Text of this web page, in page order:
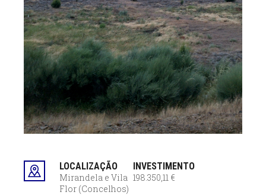
LOCALIZAÇÃO
Mirandela e Vila
Flor (Concelhos)
INVESTIMENTO
198.350,11 €